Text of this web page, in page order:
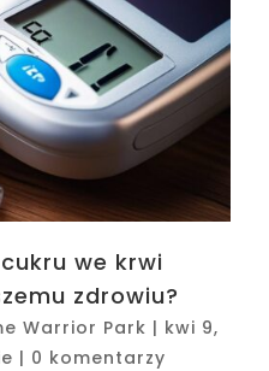
we krwi
zdrowiu?
Warrior Park | kwi 9,
| 0 komentarzy